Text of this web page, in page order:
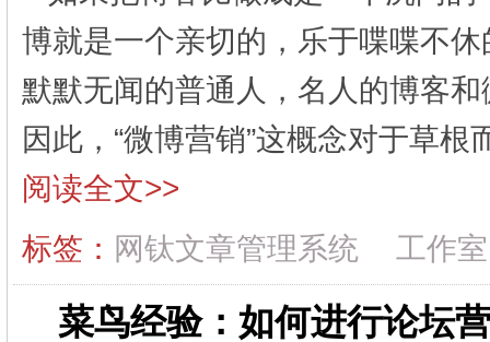
博就是一个亲切的，乐于喋喋不
默默无闻的普通人，名人的博客
因此，“微博营销”这概念对于草
阅读全文>>
标签： 网钛文章管理系统 工作室
菜鸟经验：如何进行论坛